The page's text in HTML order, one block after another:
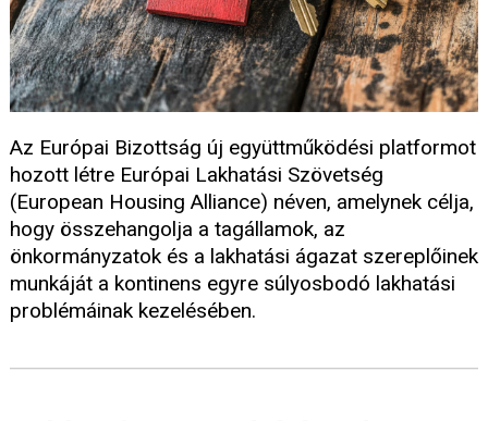
Az Európai Bizottság új együttműködési platformot
hozott létre Európai Lakhatási Szövetség
(European Housing Alliance) néven, amelynek célja,
hogy összehangolja a tagállamok, az
önkormányzatok és a lakhatási ágazat szereplőinek
munkáját a kontinens egyre súlyosbodó lakhatási
problémáinak kezelésében.